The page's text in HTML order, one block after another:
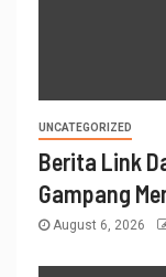
UNCATEGORIZED
Berita Link
Gampang
August 6, 2026